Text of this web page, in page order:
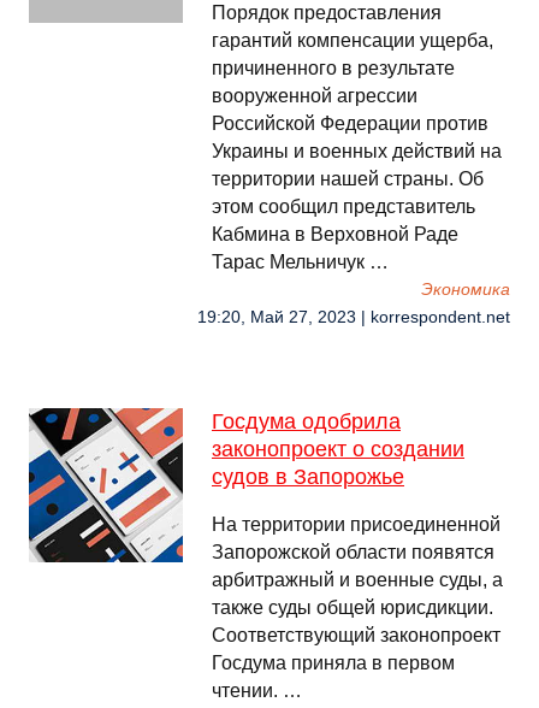
Порядок предоставления
гарантий компенсации ущерба,
причиненного в результате
вооруженной агрессии
Российской Федерации против
Украины и военных действий на
территории нашей страны. Об
этом сообщил представитель
Кабмина в Верховной Раде
Тарас Мельничук …
Экономика
19:20, Май 27, 2023 | korrespondent.net
Госдума одобрила
законопроект о создании
судов в Запорожье
На территории присоединенной
Запорожской области появятся
арбитражный и военные суды, а
также суды общей юрисдикции.
Соответствующий законопроект
Госдума приняла в первом
чтении. …